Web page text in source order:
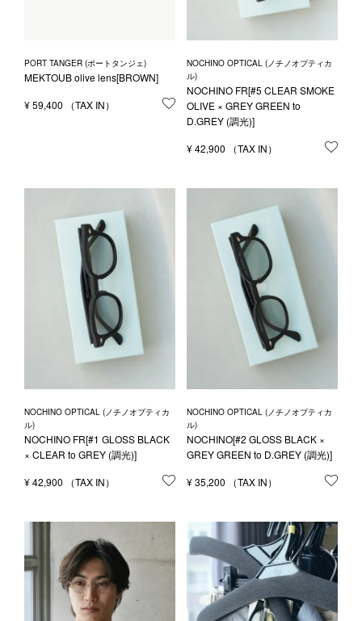
PORT TANGER (ポートタンジェ)
MEKTOUB olive lens[BROWN]
¥59,400 お気に入りに登録する
NOCHINO OPTICAL (ノチノオプティカ
ル)
NOCHINO FR[#5 CLEAR SMOKE
OLIVE × GREY GREEN to
D.GREY (調光)]
¥42,900
NOCHINO OPTICAL (ノチノオプティカ
ル)
NOCHINO FR[#1 GLOSS BLACK
× CLEAR to GREY (調光)]
¥42,900 お気に入りに登録する
NOCHINO OPTICAL (ノチノオプティカ
ル)
NOCHINO[#2 GLOSS BLACK ×
GREY GREEN to D.GREY (調光)]
¥35,200